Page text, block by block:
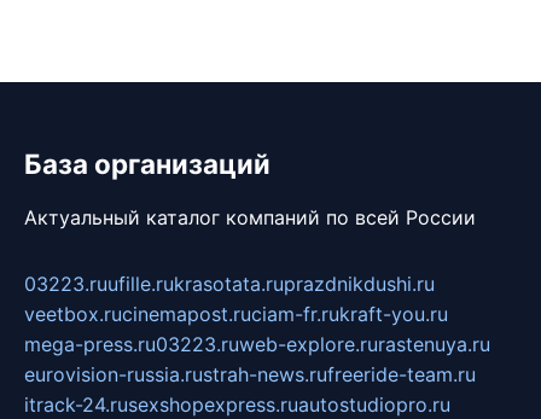
База организаций
Актуальный каталог компаний по всей России
03223.ruufille.rukrasotata.ruprazdnikdushi.ru
veetbox.rucinemapost.ruciam-fr.rukraft-you.ru
mega-press.ru03223.ruweb-explore.rurastenuya.ru
eurovision-russia.rustrah-news.rufreeride-team.ru
itrack-24.rusexshopexpress.ruautostudiopro.ru